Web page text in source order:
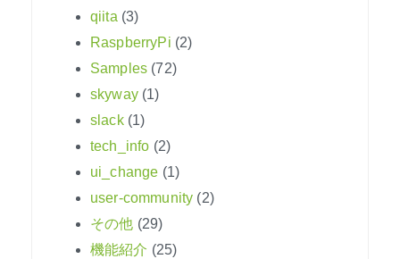
qiita (3)
RaspberryPi (2)
Samples (72)
skyway(1)
slack(1)
tech_info (2)
ui_change (1)
user-community (2)
その他 (29)
機能紹介 (25)